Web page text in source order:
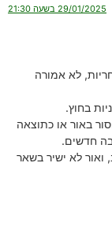
29/01/2025 בשעה 21:30
לא אמורה
בחוץ.
באור או כתוצאה
חדשים.
ואור לא ישיר בשאר